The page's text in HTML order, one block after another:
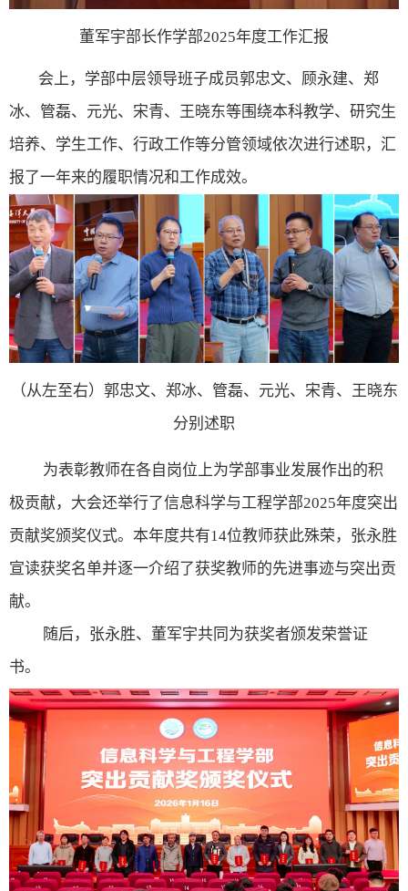
董军宇部长作学部2025年度工作汇报
会上，学部中层领导班子成员郭忠文、顾永建、郑
冰、管磊、元光、宋青、王晓东等围绕本科教学、研究生
培养、学生工作、行政工作等分管领域依次进行述职，汇
报了一年来的履职情况和工作成效。
（从左至右）郭忠文、郑冰、管磊、元光、宋青、王晓东
分别述职
为表彰教师在各自 岗位上为学部事业发展作出的积
极贡献， 大会还举行了信息科学与工程学部2025年度突出
贡献奖颁奖仪式。 本年度共有14位教师获此殊荣，张永胜
宣读获奖名单并逐一介绍了 获奖教师的先进事迹与突出贡
献。
随后，张永胜、董军宇共同为获奖者颁发荣誉证
书。